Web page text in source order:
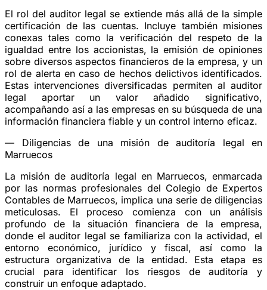
El rol del auditor legal se extiende más allá de la simple
certificación de las cuentas. Incluye también misiones
conexas tales como la verificación del respeto de la
igualdad entre los accionistas, la emisión de opiniones
sobre diversos aspectos financieros de la empresa, y un
rol de alerta en caso de hechos delictivos identificados.
Estas intervenciones diversificadas permiten al auditor
legal aportar un valor añadido significativo,
acompañando así a las empresas en su búsqueda de una
información financiera fiable y un control interno eficaz.
— Diligencias de una misión de auditoría legal en
Marruecos
La misión de auditoría legal en Marruecos, enmarcada
por las normas profesionales del Colegio de Expertos
Contables de Marruecos, implica una serie de diligencias
meticulosas. El proceso comienza con un análisis
profundo de la situación financiera de la empresa,
donde el auditor legal se familiariza con la actividad, el
entorno económico, jurídico y fiscal, así como la
estructura organizativa de la entidad. Esta etapa es
crucial para identificar los riesgos de auditoría y
construir un enfoque adaptado.